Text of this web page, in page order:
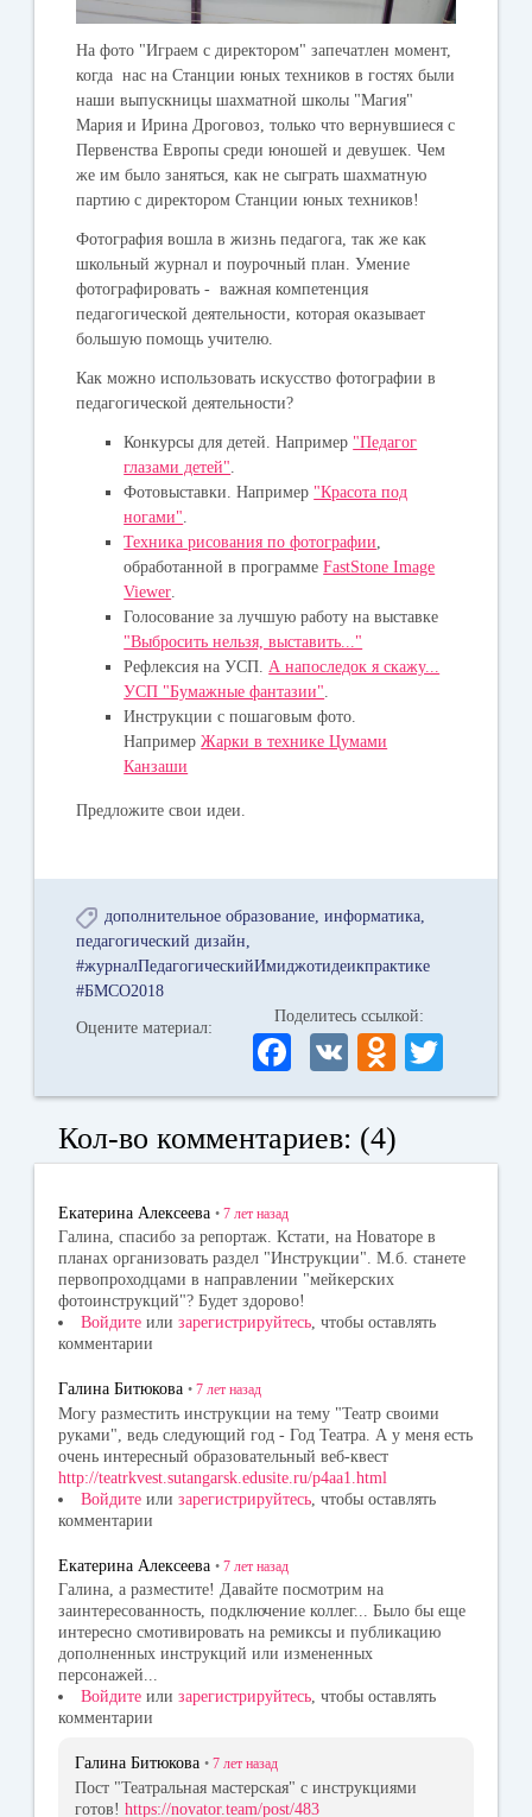
На фото "Играем с директором" запечатлен момент,
когда нас на Станции юных техников в гостях были
наши выпускницы шахматной школы "Магия"
Мария и Ирина Дроговоз, только что вернувшиеся с
Первенства Европы среди юношей и девушек. Чем
же им было заняться, как не сыграть шахматную
партию с директором Станции юных техников!
Фотография вошла в жизнь педагога, так же как
школьный журнал и поурочный план. Умение
фотографировать - важная компетенция
педагогической деятельности, которая оказывает
большую помощь учителю.
Как можно использовать искусство фотографии в
педагогической деятельности?
Конкурсы для детей. Например "Педагог
глазами детей"
Фотовыставки. Например "Красота под
ногами"
Техника рисования по фотографии
обработанной в программеFastStone Image
Viewer
Голосование за лучшую работу на выставке
"Выбросить нельзя, выставить..."
Рефлексия на УСП. А напоследок я скажу...
УСП "Бумажные фантазии"
Инструкции с пошаговым фото.
НапримерЖарки в технике Цумами
Канзаши
Предложите свои идеи.
дополнительное образование информатика
педагогический дизайн
#журналПедагогическийИмиджотидеикпрактике
#БМСО2018
Оцените материал:
Поделитесь ссылкой:
Fa
ce
bo
ok
V
K
O
dn
la
ni
ki
wi
r
Кол-во комментариев: (4)
Екатерина Алексеева • 7 лет назад
Галина, спасибо за репортаж. Кстати, на Новаторе в
планах организовать раздел "Инструкции". М.б. станете
первопроходцами в направлении "мейкерских
фотоинструкций"? Будет здорово!
Войдите или зарегистрируйтесь, чтобы оставлять
комментарии
Галина Битюкова • 7 лет назад
Могу разместить инструкции на тему "Театр своими
руками", ведь следующий год - Год Театра. А у меня есть
очень интересный образовательный веб-квест
http://teatrkvest.sutangarsk.edusite.ru/p4aa1.html
Войдите или зарегистрируйтесь , чтобы оставлять
комментарии
Екатерина Алексеева • 7 лет назад
Галина, а разместите! Давайте посмотрим на
заинтересованность, подключение коллег... Было бы еще
интересно смотивировать на ремиксы и публикацию
дополненных инструкций или измененных
персонажей...
Войдите или зарегистрируйтесь, чтобы оставлять
комментарии
Галина Битюкова • 7 лет назад
Пост "Театральная мастерская" с инструкциями
готов! https://novator.team/post/483